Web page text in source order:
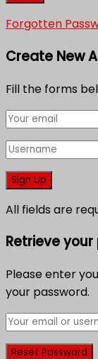
Forgotten
Create New
Fill the forms
All fields are
Retrieve
Please enter
your password.